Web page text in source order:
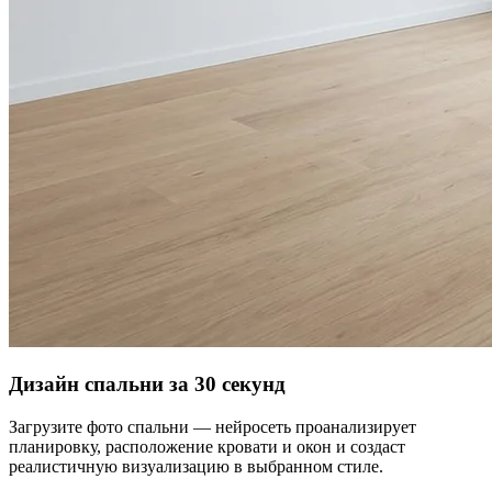
Дизайн спальни за 30 секунд
Загрузите фото спальни — нейросеть проанализирует
планировку, расположение кровати и окон и создаст
реалистичную визуализацию в выбранном стиле.